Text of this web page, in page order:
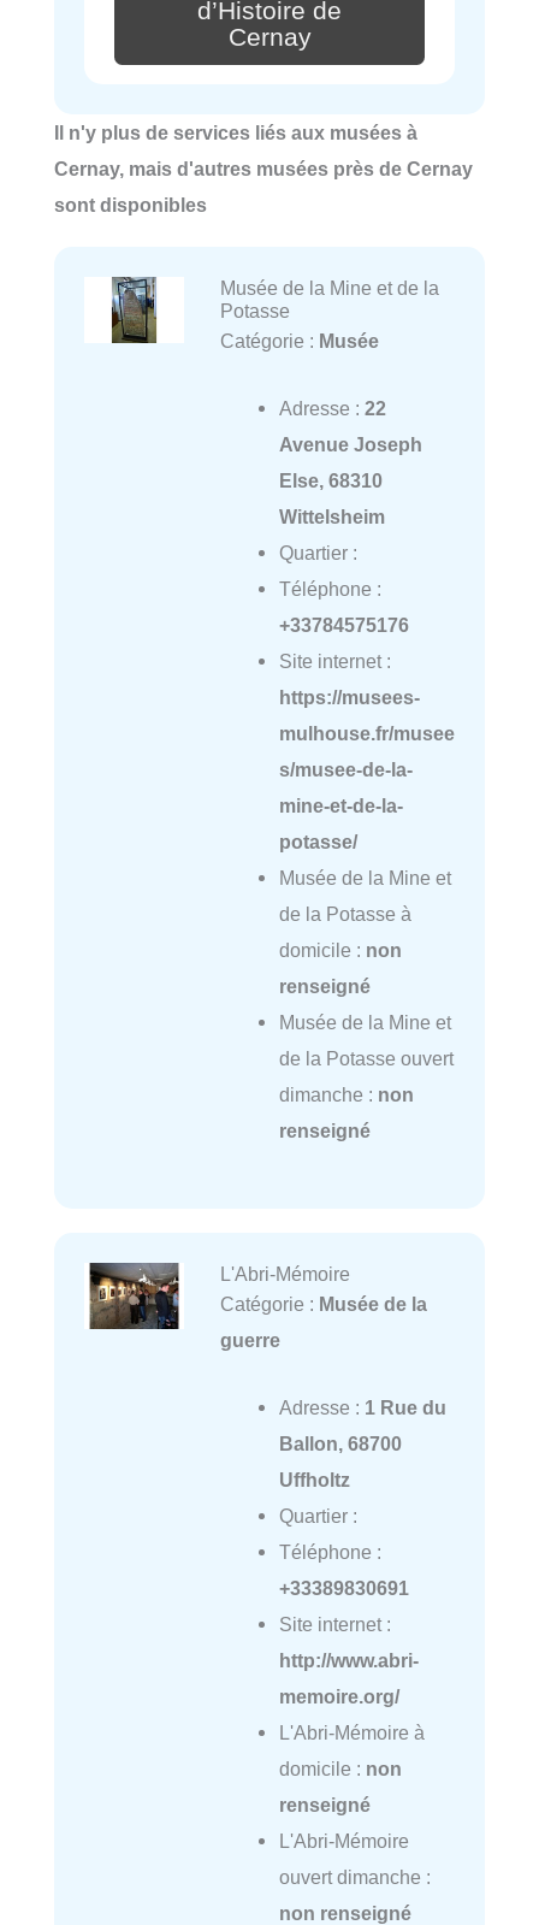
d’Histoire de
Cernay
Il n'y plus de services liés aux musées à
Cernay, mais d'autres musées près de Cernay
sont disponibles
Musée de la Mine et de la
Potasse
Catégorie : Musée
Adresse : 22
Avenue Joseph
Else, 68310
Wittelsheim
Quartier :
Téléphone :
+33784575176
Site internet :
https://musees-
mulhouse.fr/musee
s/musee-de-la-
mine-et-de-la-
potasse/
Musée de la Mine et
de la Potasse à
domicile : non
renseigné
Musée de la Mine et
de la Potasse ouvert
dimanche : non
renseigné
L'Abri-Mémoire
Catégorie : Musée de la
guerre
Adresse : 1 Rue du
Ballon, 68700
Uffholtz
Quartier :
Téléphone :
+33389830691
Site internet :
http://www.abri-
memoire.org/
L'Abri-Mémoire à
domicile : non
renseigné
L'Abri-Mémoire
ouvert dimanche :
non renseigné